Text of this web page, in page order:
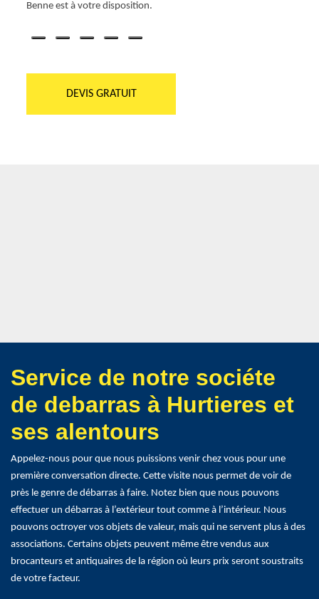
Benne est à votre disposition.
DEVIS GRATUIT
Service de notre sociéte
de debarras à Hurtieres et
ses alentours
Appelez-nous pour que nous puissions venir chez vous pour une
première conversation directe. Cette visite nous permet de voir de
près le genre de débarras à faire. Notez bien que nous pouvons
effectuer un débarras à l’extérieur tout comme à l’intérieur. Nous
pouvons octroyer vos objets de valeur, mais qui ne servent plus à des
associations. Certains objets peuvent même être vendus aux
brocanteurs et antiquaires de la région où leurs prix seront soustraits
de votre facteur.